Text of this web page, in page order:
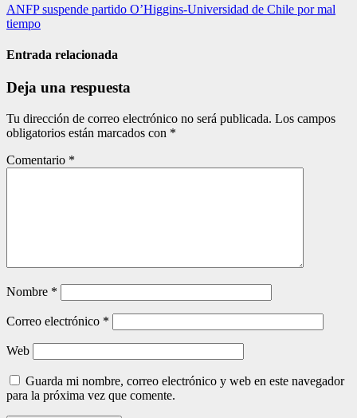
Navegación
de
entradas
ANFP suspende partido O’Higgins-Universidad de Chile por mal
tiempo
Entrada relacionada
Deja una respuesta
Tu dirección de correo electrónico no será publicada. Los campos
obligatorios están marcados con *
Comentario *
Nombre *
Correo electrónico *
Web
Guarda mi nombre, correo electrónico y web en este navegador
para la próxima vez que comente.